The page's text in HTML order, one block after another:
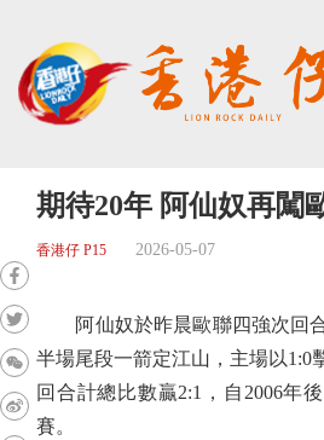
期待20年 阿仙奴再闖
香港仔 P15 2026-05-07
阿仙奴於昨晨歐聯四強次回合
半場尾段一箭定江山，主場以1:0
回合計總比數贏2:1，自2006年
賽。